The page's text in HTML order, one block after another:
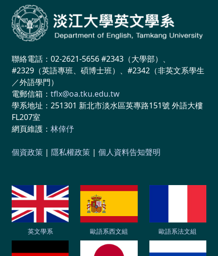
聯絡電話：02-2621-5656 #2343（大學部）、
#2329（英語專班、碩博士班）、#2342（非英文系學生
／外語學門）
電郵信箱： tflx@oa.tku.edu.tw
學系地址：251301 新北市淡水區英專路151號 外語大樓
FL207室
網頁維護： 林倖伃
個資政策 | 隱私權政策 | 個人資料告知聲明
英文學系 歐語系西文組 歐語系法文組